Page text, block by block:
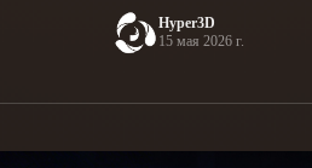
Game
VR/AR
Hyper3D
15 мая 2026 г.